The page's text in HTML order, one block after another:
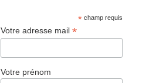
*champ requis
Votre adresse mail*
Votre prénom